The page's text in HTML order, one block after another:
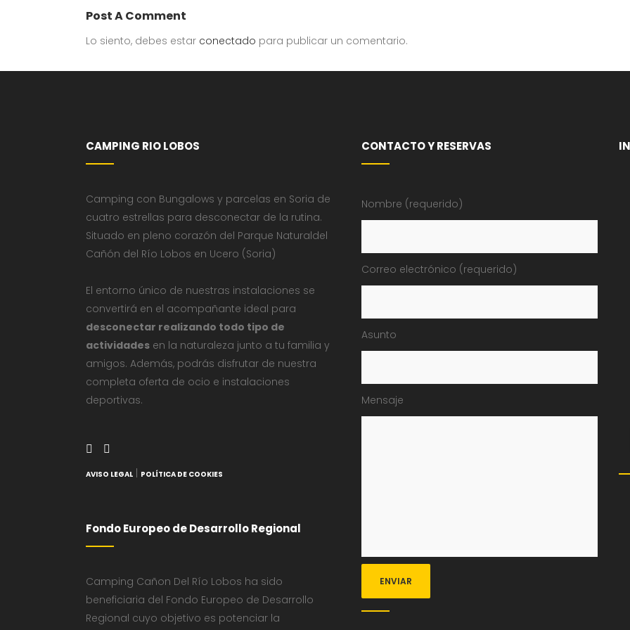
Post A Comment
Lo siento, debes estar conectado para publicar un comentario.
CAMPING RIO LOBOS
Camping con Bungalows y parcelas en Soria de
cuatro estrellas para desconectar de la rutina.
Situado en pleno corazón del Parque Naturaldel
Cañón del Río Lobos en Ucero (Soria)
El entorno único de nuestras instalaciones se
convertirá en el acompañante ideal para
desconectar realizando todo tipo de
actividades en la naturaleza junto a tu familia y
amigos. Además, podrás disfrutar de nuestra
completa oferta de ocio e instalaciones
deportivas.
AVISO LEGAL POLÍTICA DE COOKIES
Fondo Europeo de Desarrollo Regional
Camping Cañon Del Río Lobos ha sido
beneficiaria del Fondo Europeo de Desarrollo
Regional cuyo objetivo es potenciar la
CONTACTO Y RESERVAS
Nombre (requerido)
Correo electrónico (requerido)
Asunto
Mensaje